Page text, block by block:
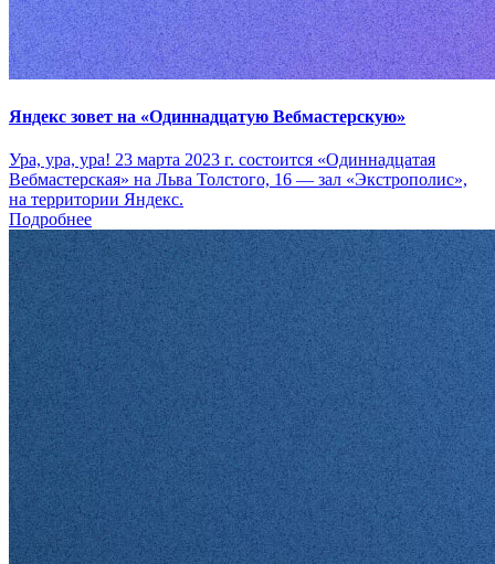
Яндекс зовет на «Одиннадцатую Вебмастерскую»
Ура, ура, ура! 23 марта 2023 г. состоится «Одиннадцатая
Вебмастерская» на Льва Толстого, 16 — зал «Экстрополис»,
на территории Яндекс.
Подробнее